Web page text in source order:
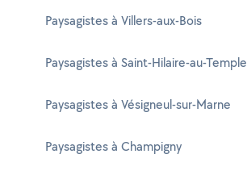
Paysagistes à Villers-aux-Bois
Paysagistes à Saint-Hilaire-au-Temple
Paysagistes à Vésigneul-sur-Marne
Paysagistes à Champigny